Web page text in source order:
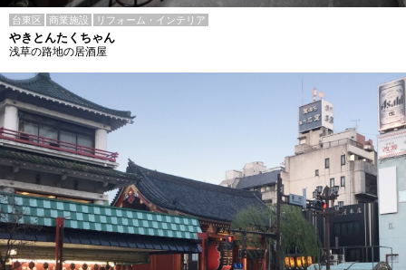
台東区 商業施設 リフォーム・インテリア
やきとんたくちゃん
浅草の路地の居酒屋